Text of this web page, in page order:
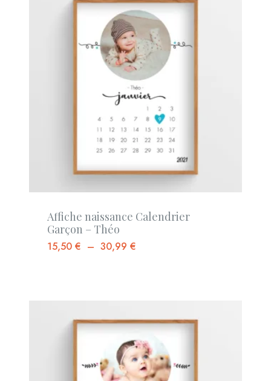
Affiche naissance Calendrier
Garçon – Théo
15,50€ – 30,99€